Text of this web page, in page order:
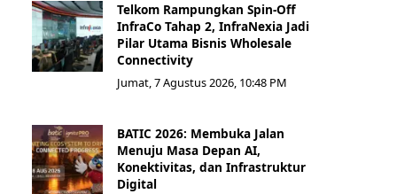
Telkom Rampungkan Spin-Off
InfraCo Tahap 2, InfraNexia Jadi
Pilar Utama Bisnis Wholesale
Connectivity
Jumat, 7 Agustus 2026, 10:48 PM
BATIC 2026: Membuka Jalan
Menuju Masa Depan AI,
Konektivitas, dan Infrastruktur
Digital